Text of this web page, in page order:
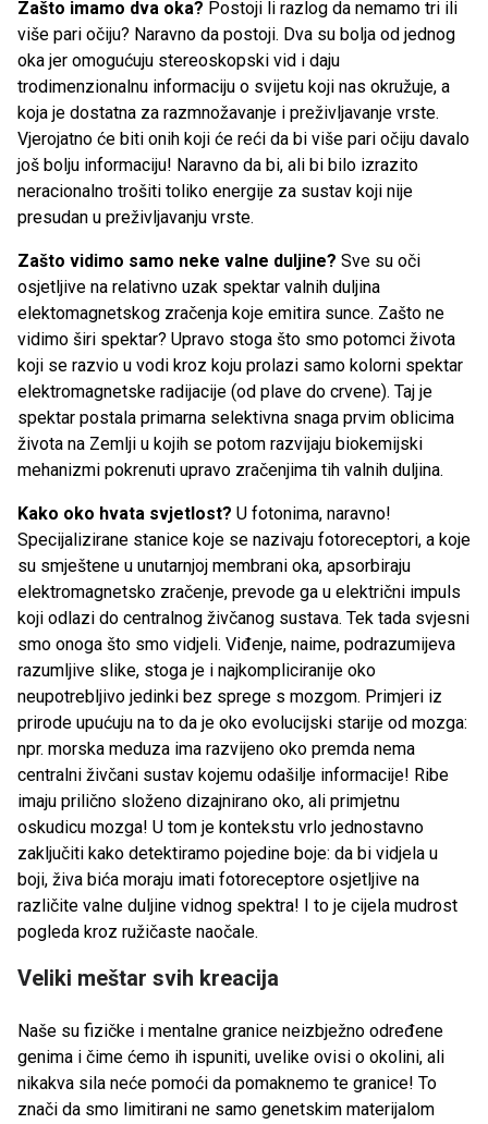
Zašto imamo dva oka? Postoji li razlog da nemamo tri ili
više pari očiju? Naravno da postoji. Dva su bolja od jednog
oka jer omogućuju stereoskopski vid i daju
trodimenzionalnu informaciju o svijetu koji nas okružuje, a
koja je dostatna za razmnožavanje i preživljavanje vrste.
Vjerojatno će biti onih koji će reći da bi više pari očiju davalo
još bolju informaciju! Naravno da bi, ali bi bilo izrazito
neracionalno trošiti toliko energije za sustav koji nije
presudan u preživljavanju vrste.
Zašto vidimo samo neke valne duljine? Sve su oči
osjetljive na relativno uzak spektar valnih duljina
elektomagnetskog zračenja koje emitira sunce. Zašto ne
vidimo širi spektar? Upravo stoga što smo potomci života
koji se razvio u vodi kroz koju prolazi samo kolorni spektar
elektromagnetske radijacije (od plave do crvene). Taj je
spektar postala primarna selektivna snaga prvim oblicima
života na Zemlji u kojih se potom razvijaju biokemijski
mehanizmi pokrenuti upravo zračenjima tih valnih duljina.
Kako oko hvata svjetlost? U fotonima, naravno!
Specijalizirane stanice koje se nazivaju fotoreceptori, a koje
su smještene u unutarnjoj membrani oka, apsorbiraju
elektromagnetsko zračenje, prevode ga u električni impuls
koji odlazi do centralnog živčanog sustava. Tek tada svjesni
smo onoga što smo vidjeli. Viđenje, naime, podrazumijeva
razumljive slike, stoga je i najkompliciranije oko
neupotrebljivo jedinki bez sprege s mozgom. Primjeri iz
prirode upućuju na to da je oko evolucijski starije od mozga:
npr. morska meduza ima razvijeno oko premda nema
centralni živčani sustav kojemu odašilje informacije! Ribe
imaju prilično složeno dizajnirano oko, ali primjetnu
oskudicu mozga! U tom je kontekstu vrlo jednostavno
zaključiti kako detektiramo pojedine boje: da bi vidjela u
boji, živa bića moraju imati fotoreceptore osjetljive na
različite valne duljine vidnog spektra! I to je cijela mudrost
pogleda kroz ružičaste naočale.
Veliki meštar svih kreacija
Naše su fizičke i mentalne granice neizbježno određene
genima i čime ćemo ih ispuniti, uvelike ovisi o okolini, ali
nikakva sila neće pomoći da pomaknemo te granice! To
znači da smo limitirani ne samo genetskim materijalom